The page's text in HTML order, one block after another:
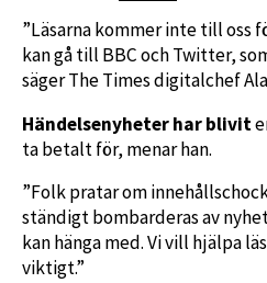
”Läsarna kommer inte till oss
kan gå till BBC och Twitter,
säger The Times digitalchef
Händelsenyheter har blivit
ta betalt för, menar han.
”Folk pratar om
ständigt bombarderas av
kan hänga med. Vi vill hjälpa
viktigt.”